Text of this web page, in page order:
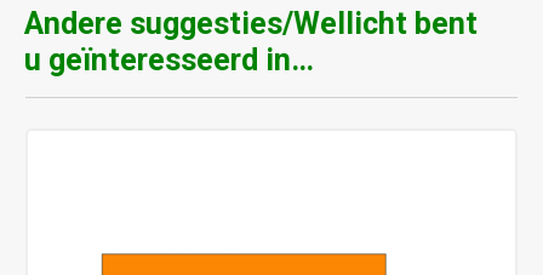
Andere suggesties/Wellicht bent
u geïnteresseerd in…